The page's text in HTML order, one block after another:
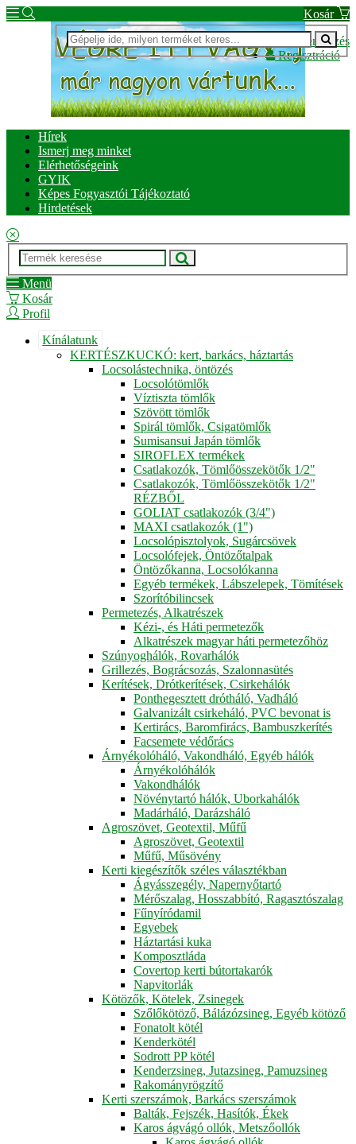
Kosár
Bejelentkezés
Regisztráció
Hírek
Ismerj meg minket
Elérhetőségeink
GYIK
Képes Fogyasztói Tájékoztató
Hirdetések
Menü
Kosár
Profil
Kínálatunk
KERTÉSZKUCKÓ: kert, barkács, háztartás
Locsolástechnika, öntözés
Locsolótömlők
Víztiszta tömlők
Szövött tömlők
Spirál tömlők, Csigatömlők
Sumisansui Japán tömlők
SIROFLEX termékek
Csatlakozók, Tömlőösszekötők 1/2"
Csatlakozók, Tömlőösszekötők 1/2"
RÉZBŐL
GOLIAT csatlakozók (3/4")
MAXI csatlakozók (1")
Locsolópisztolyok, Sugárcsövek
Locsolófejek, Öntözőtalpak
Öntözőkanna, Locsolókanna
Egyéb termékek, Lábszelepek, Tömítések
Szorítóbilincsek
Permetezés, Alkatrészek
Kézi-, és Háti permetezők
Alkatrészek magyar háti permetezőhöz
Szúnyoghálók, Rovarhálók
Grillezés, Bográcsozás, Szalonnasütés
Kerítések, Drótkerítések, Csirkehálók
Ponthegesztett drótháló, Vadháló
Galvanizált csirkeháló, PVC bevonat is
Kertirács, Baromfirács, Bambuszkerítés
Facsemete védőrács
Árnyékolóháló, Vakondháló, Egyéb hálók
Árnyékolóhálók
Vakondhálók
Növénytartó hálók, Uborkahálók
Madárháló, Darázsháló
Agroszövet, Geotextil, Műfű
Agroszövet, Geotextil
Műfű, Műsövény
Kerti kiegészítők széles választékban
Ágyásszegély, Napernyőtartó
Mérőszalag, Hosszabbító, Ragasztószalag
Fűnyíródamil
Egyebek
Háztartási kuka
Komposztláda
Covertop kerti bútortakarók
Napvitorlák
Kötözők, Kötelek, Zsinegek
Szőlőkötöző, Bálázózsineg, Egyéb kötöző
Fonatolt kötél
Kenderkötél
Sodrott PP kötél
Kenderzsineg, Jutazsineg, Pamuzsineg
Rakományrögzítő
Kerti szerszámok, Barkács szerszámok
Balták, Fejszék, Hasítók, Ékek
Karos ágvágó ollók, Metszőollók